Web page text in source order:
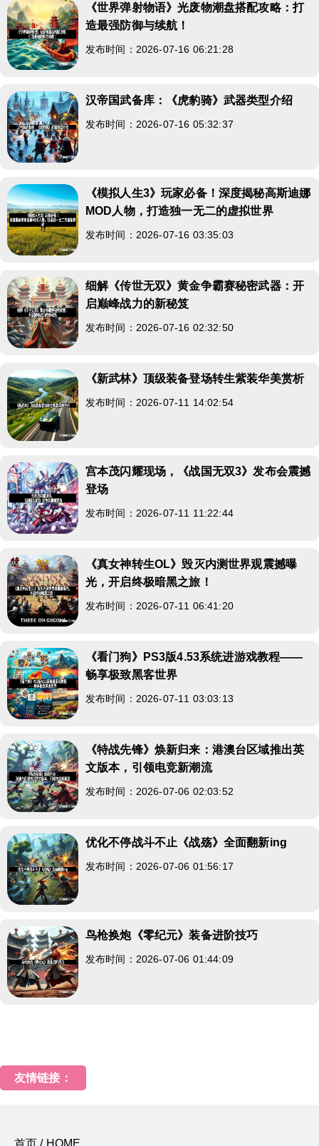
《世界弹射物语》光废物潮盘搭配攻略：打
造最强防御与续航！
发布时间：2026-07-16 06:21:28
汉帝国武备库：《虎豹骑》武器类型介绍
发布时间：2026-07-16 05:32:37
《模拟人生3》玩家必备！深度揭秘高斯迪娜
MOD人物，打造独一无二的虚拟世界
发布时间：2026-07-16 03:35:03
细解《传世无双》黄金争霸赛秘密武器：开
启巅峰战力的新秘笈
发布时间：2026-07-16 02:32:50
《新武林》顶级装备登场转生紫装华美赏析
发布时间：2026-07-11 14:02:54
宫本茂闪耀现场，《战国无双3》发布会震撼
登场
发布时间：2026-07-11 11:22:44
《真女神转生OL》毁灭内测世界观震撼曝
光，开启终极暗黑之旅！
发布时间：2026-07-11 06:41:20
《看门狗》PS3版4.53系统进游戏教程——
畅享极致黑客世界
发布时间：2026-07-11 03:03:13
《特战先锋》焕新归来：港澳台区域推出英
文版本，引领电竞新潮流
发布时间：2026-07-06 02:03:52
优化不停战斗不止《战殇》全面翻新ing
发布时间：2026-07-06 01:56:17
鸟枪换炮《零纪元》装备进阶技巧
发布时间：2026-07-06 01:44:09
友情链接：
首页 / HOME